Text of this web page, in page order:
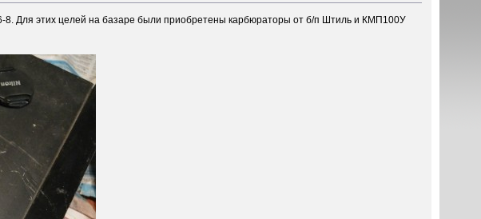
8. Для этих целей на базаре были приобретены карбюраторы от б/п Штиль и КМП100У